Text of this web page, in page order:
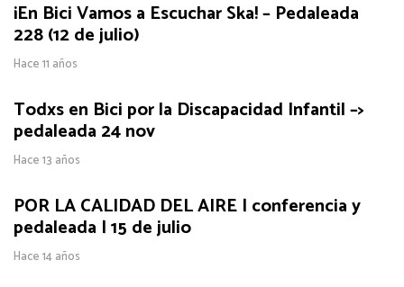
¡En Bici Vamos a Escuchar Ska! – Pedaleada
228 (12 de julio)
Hace 11 años
Todxs en Bici por la Discapacidad Infantil –>
pedaleada 24 nov
Hace 13 años
POR LA CALIDAD DEL AIRE | conferencia y
pedaleada | 15 de julio
Hace 14 años